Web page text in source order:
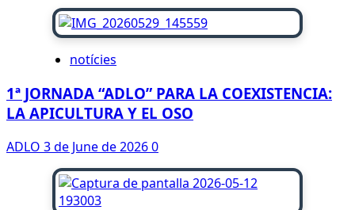
notícies
1ª JORNADA “ADLO” PARA LA COEXISTENCIA:
LA APICULTURA Y EL OSO
ADLO 3 de June de 20260